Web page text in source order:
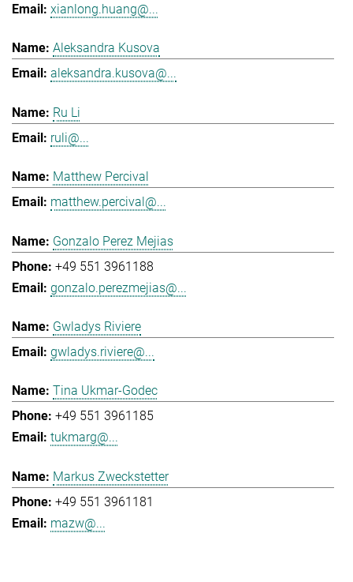
xianlong.huang@...
Aleksandra Kusova
aleksandra.kusova@...
Ru Li
ruli@...
Matthew Percival
matthew.percival@...
Gonzalo Perez Mejias
+49 551 3961188
gonzalo.perezmejias@...
Gwladys Riviere
gwladys.riviere@...
Tina Ukmar-Godec
+49 551 3961185
tukmarg@...
Markus Zweckstetter
+49 551 3961181
mazw@...